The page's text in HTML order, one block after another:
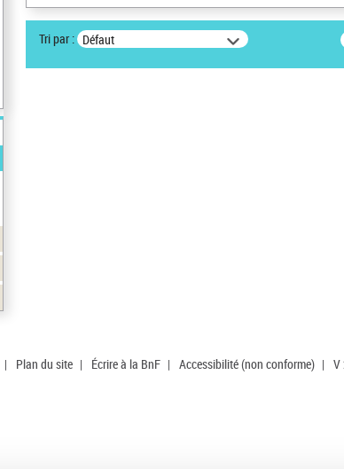
Tri par : Défaut
| Plan du site | Écrire à la BnF | Accessibilité (non conforme) | V